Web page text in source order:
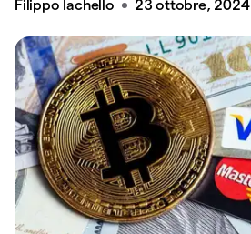
Filippo Iachello 23 ottobre, 2024